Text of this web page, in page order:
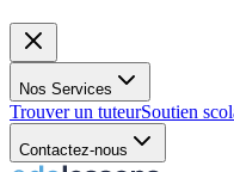
Nos Services
Trouver un tuteurSoutien
Contactez-nous